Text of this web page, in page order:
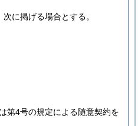
に掲げる場合とする。
第4号の規定による随意契約を